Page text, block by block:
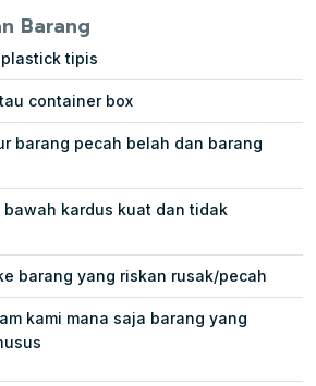
Barang
tipis
container box
barang pecah belah dan barang
bawah kardus kuat dan tidak
barang yang riskan rusak/pecah
kami mana saja barang yang